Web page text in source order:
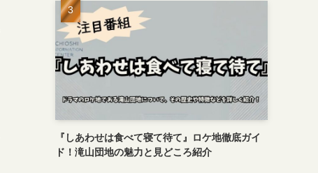
『しあわせは食べて寝て待て』ロケ地徹底ガイ
ド！滝山団地の魅力と見どころ紹介